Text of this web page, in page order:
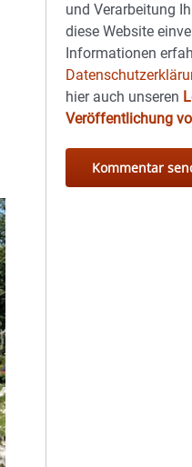
und Verarbeitung
diese Website
Informationen
hier auch unseren
Veröffentlichung